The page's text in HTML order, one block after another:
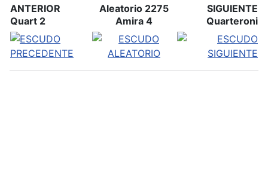
ANTERIOR
Quart 2
Aleatorio 2275
Amira 4
SIGUIENTE
Quarteroni